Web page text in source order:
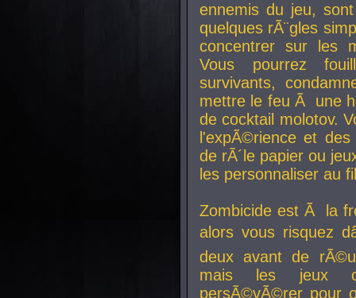
ennemis du jeu,
quelques rÃ¨gles
concentrer sur les
Vous pourrez
survivants,
mettre le feu Ã une
de cocktail molotov.
l'expÃ©rience et
de rÃ´le papier ou
les personnaliser au
Zombicide est Ã la
alors vous risquez
deux avant de
mais les jeux
persÃ©vÃ©rer pour